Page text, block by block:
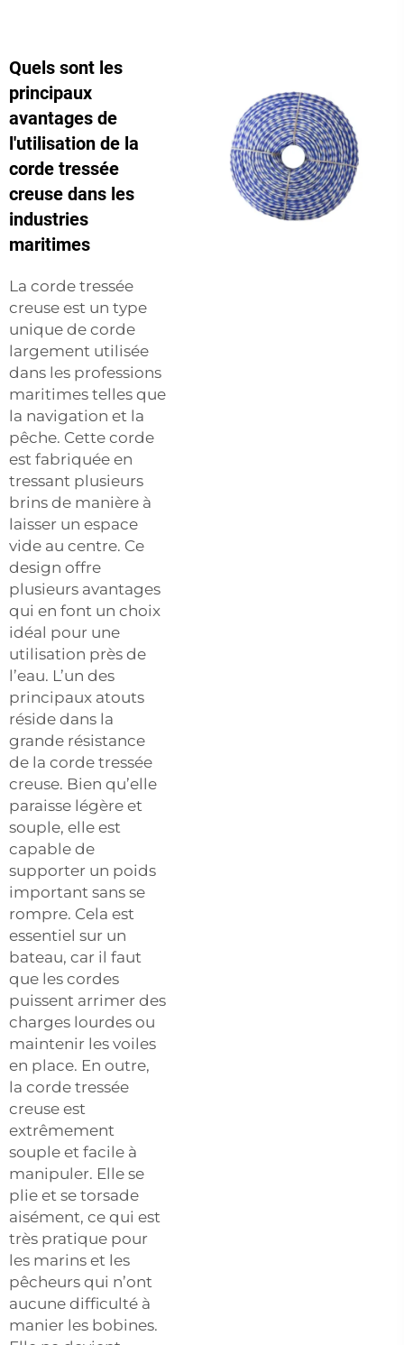
Quels sont les
principaux
avantages de
l'utilisation de la
corde tressée
creuse dans les
industries
maritimes
La corde tressée
creuse est un type
unique de corde
largement utilisée
dans les professions
maritimes telles que
la navigation et la
pêche. Cette corde
est fabriquée en
tressant plusieurs
brins de manière à
laisser un espace
vide au centre. Ce
design offre
plusieurs avantages
qui en font un choix
idéal pour une
utilisation près de
l’eau. L’un des
principaux atouts
réside dans la
grande résistance
de la corde tressée
creuse. Bien qu’elle
paraisse légère et
souple, elle est
capable de
supporter un poids
important sans se
rompre. Cela est
essentiel sur un
bateau, car il faut
que les cordes
puissent arrimer des
charges lourdes ou
maintenir les voiles
en place. En outre,
la corde tressée
creuse est
extrêmement
souple et facile à
manipuler. Elle se
plie et se torsade
aisément, ce qui est
très pratique pour
les marins et les
pêcheurs qui n’ont
aucune difficulté à
manier les bobines.